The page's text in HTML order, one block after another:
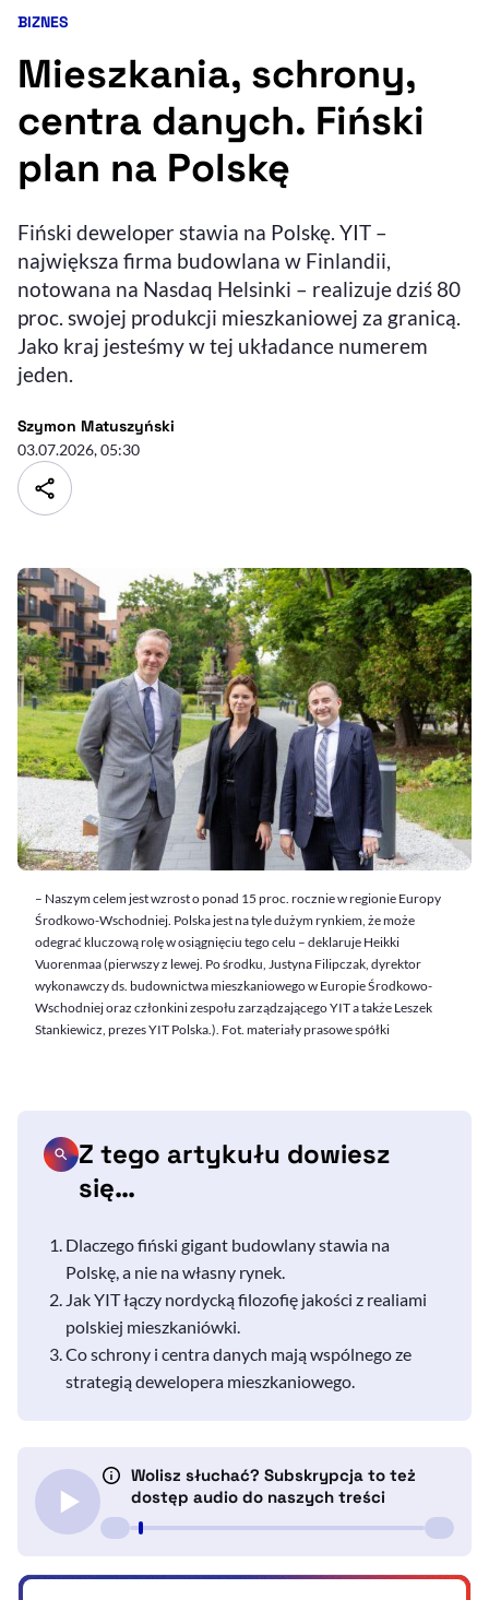
Ułatwienia dostępności wspierają:
Sprawdź, jak i dlaczego zwiększamy dostępność, otwiera się w nowym
Kategoria artykułu:
BIZNES
Mieszkania, schrony,
centra danych. Fiński
plan na Polskę
Fiński deweloper stawia na Polskę. YIT –
największa firma budowlana w Finlandii,
notowana na Nasdaq Helsinki – realizuje dziś 80
proc. swojej produkcji mieszkaniowej za granicą.
Jako kraj jesteśmy w tej układance numerem
jeden.
Szymon Matuszyński
03.07.2026, 05:30
– Naszym celem jest wzrost o ponad 15 proc. rocznie w regionie Europy
Środkowo-Wschodniej. Polska jest na tyle dużym rynkiem, że może
odegrać kluczową rolę w osiągnięciu tego celu – deklaruje Heikki
Vuorenmaa (pierwszy z lewej. Po środku, Justyna Filipczak, dyrektor
wykonawczy ds. budownictwa mieszkaniowego w Europie Środkowo-
Wschodniej oraz członkini zespołu zarządzającego YIT a także Leszek
Stankiewicz, prezes YIT Polska.). Fot. materiały prasowe spółki
Z tego artykułu dowiesz
się…
Dlaczego fiński gigant budowlany stawia na
Polskę, a nie na własny rynek.
Jak YIT łączy nordycką filozofię jakości z realiami
polskiej mieszkaniówki.
Co schrony i centra danych mają wspólnego ze
strategią dewelopera mieszkaniowego.